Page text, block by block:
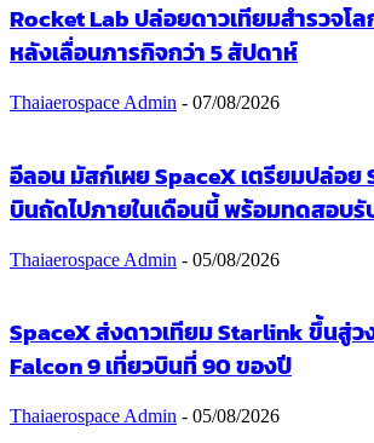
Rocket Lab ปล่อยดาวเทียมสำรวจโ
หลังเลื่อนภารกิจกว่า 5 สัปดาห์
Thaiaerospace Admin - 07/08/2026
อีลอน มัสก์เผย SpaceX เตรียมปล่อย
บินถัดไปภายในเดือนนี้ พร้อมทดสอบ
Thaiaerospace Admin - 05/08/2026
SpaceX ส่งดาวเทียม Starlink ขึ้นสู่ว
Falcon 9 เที่ยวบินที่ 90 ของปี
Thaiaerospace Admin - 05/08/2026